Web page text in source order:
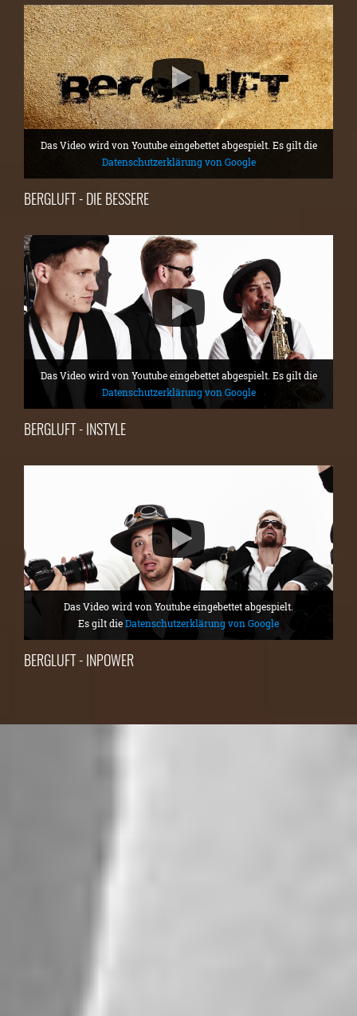
Das Video wird von Youtube eingebettet abgespielt. Es gilt die
Datenschutzerklärung von Google
BERGLUFT - DIE BESSERE
Das Video wird von Youtube eingebettet abgespielt. Es gilt die
Datenschutzerklärung von Google
BERGLUFT - INSTYLE
Das Video wird von Youtube eingebettet abgespielt.
Es gilt dieDatenschutzerklärung von Google
BERGLUFT - INPOWER